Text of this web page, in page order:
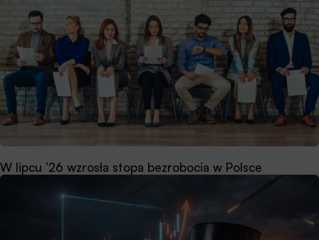
W lipcu ’26 wzrosła stopa bezrobocia w Polsce